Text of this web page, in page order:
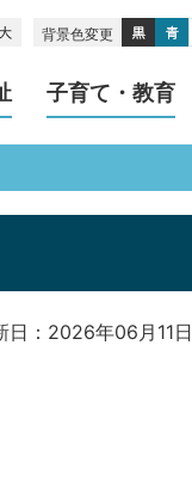
背景色変更
子育て・教育
日：2026年06月11日